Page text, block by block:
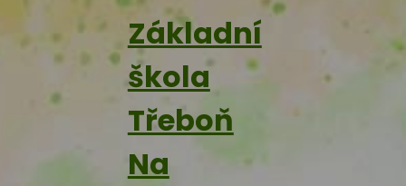
Základní
škola
Třeboň
Na